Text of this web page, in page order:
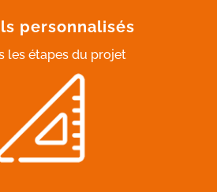
personnalisés
les étapes du projet